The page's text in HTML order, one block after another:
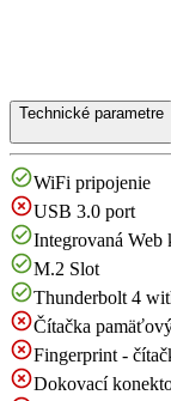
Technické parametre
WiFi pripojenie
USB 3.0 port
Integrovaná Web
M.2 Slot
Thunderbolt 4
Čítačka
Fingerprint -
Dokovací